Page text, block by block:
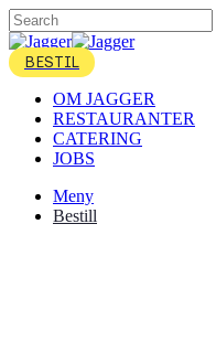
Skip
to
main
content
Close
Search
Menu
OM JAGGER
RESTAURANTER
CATERING
JOBS
Meny
Bestill